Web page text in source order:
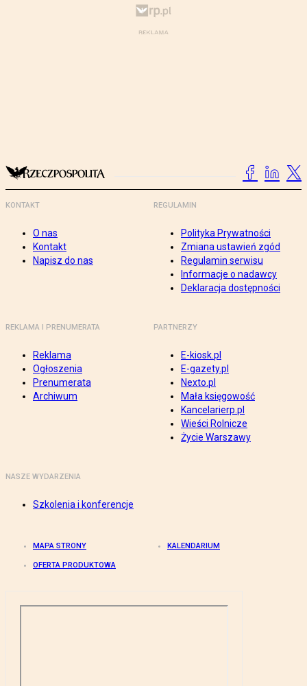
KONTAKT
O nas
Kontakt
Napisz do nas
REGULAMIN
Polityka Prywatności
Zmiana ustawień zgód
Regulamin serwisu
Informacje o nadawcy
Deklaracja dostępności
REKLAMA I PRENUMERATA
Reklama
Ogłoszenia
Prenumerata
Archiwum
PARTNERZY
E-kiosk.pl
E-gazety.pl
Nexto.pl
Mała księgowość
Kancelarierp.pl
Wieści Rolnicze
Życie Warszawy
NASZE WYDARZENIA
Szkolenia i konferencje
MAPA STRONY KALENDARIUM
OFERTA PRODUKTOWA